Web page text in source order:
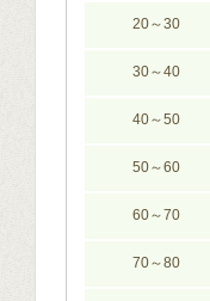
20～30
30～40
40～50
50～60
60～70
70～80